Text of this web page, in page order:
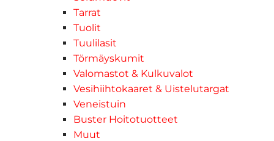
Tarrat
Tuolit
Tuulilasit
Törmäyskumit
Valomastot & Kulkuvalot
Vesihiihtokaaret & Uistelutargat
Veneistuin
Buster Hoitotuotteet
Muut